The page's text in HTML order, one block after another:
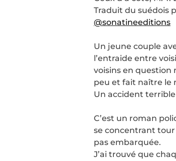
Traduit du suédois
@sonatineeditions
Un jeune couple
l’entraide entre
voisins en question
peu et fait naître le
Un accident
C’est un roman
se concentrant tour
pas embarquée.
J’ai trouvé que